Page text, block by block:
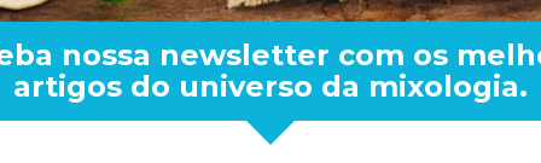
nossa newsletter com os
artigos do universo da mixologia.